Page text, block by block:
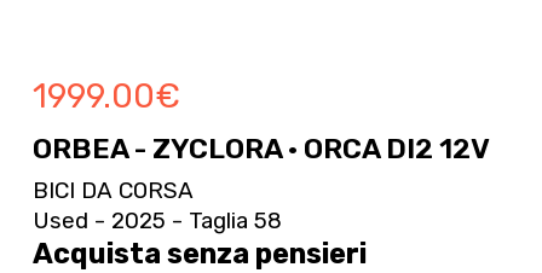
1999.00€
ORBEA - ZYCLORA · ORCA DI2 12V
BICI DA CORSA
Used - 2025 - Taglia 58
Acquista senza pensieri